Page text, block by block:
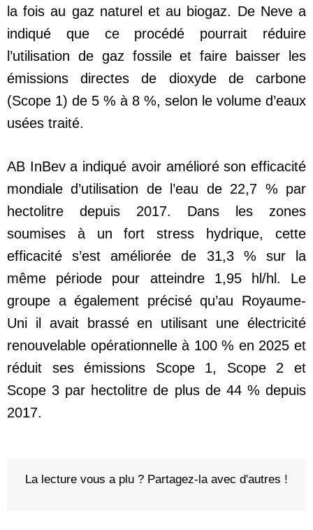
la fois au gaz naturel et au biogaz. De Neve a
indiqué que ce procédé pourrait réduire
l’utilisation de gaz fossile et faire baisser les
émissions directes de dioxyde de carbone
(Scope 1) de 5 % à 8 %, selon le volume d’eaux
usées traité.
AB InBev a indiqué avoir amélioré son efficacité
mondiale d’utilisation de l’eau de 22,7 % par
hectolitre depuis 2017. Dans les zones
soumises à un fort stress hydrique, cette
efficacité s’est améliorée de 31,3 % sur la
même période pour atteindre 1,95 hl/hl. Le
groupe a également précisé qu’au Royaume-
Uni il avait brassé en utilisant une électricité
renouvelable opérationnelle à 100 % en 2025 et
réduit ses émissions Scope 1, Scope 2 et
Scope 3 par hectolitre de plus de 44 % depuis
2017.
La lecture vous a plu ? Partagez-la avec d'autres !